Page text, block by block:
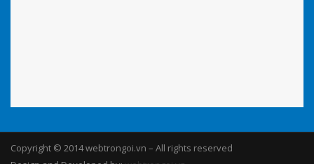
Copyright © 2014 webtrongoi.vn – All rights reserved